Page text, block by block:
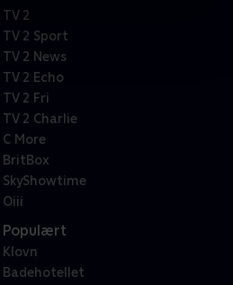
TV 2
TV 2 Sport
TV 2 News
TV 2 Echo
TV 2 Fri
TV 2 Charlie
C More
BritBox
SkyShowtime
Oiii
Populært
Klovn
Badehotellet